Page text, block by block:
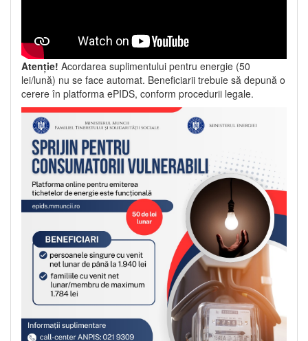
Atenție! Acordarea suplimentului pentru energie (50
lei/lună) nu se face automat. Beneficiarii trebuie să depună o
cerere în platforma ePIDS, conform procedurii legale.